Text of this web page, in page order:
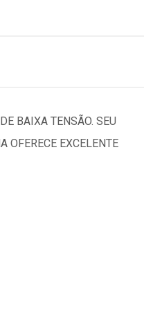
BAIXA TENSÃO. SEU
OFERECE EXCELENTE